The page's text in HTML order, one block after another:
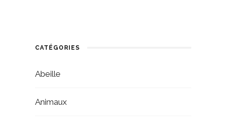
CATÉGORIES
Abeille
Animaux